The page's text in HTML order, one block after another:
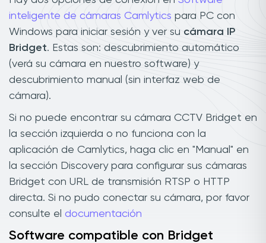
inteligente de cámaras Camlytics para PC con
Windows para iniciar sesión y ver su cámara IP
Bridget. Estas son: descubrimiento automático
(verá su cámara en nuestro software) y
descubrimiento manual (sin interfaz web de
cámara).
Si no puede encontrar su cámara CCTV Bridget en
la sección izquierda o no funciona con la
aplicación de Camlytics, haga clic en "Manual" en
la sección Discovery para configurar sus cámaras
Bridget con URL de transmisión RTSP o HTTP
directa. Si no pudo conectar su cámara, por favor
consulte el documentación
Software compatible con Bridget